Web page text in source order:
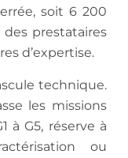
soit 6 200
prestataires
d’expertise.
technique.
les missions
à G5, réserve à
ou